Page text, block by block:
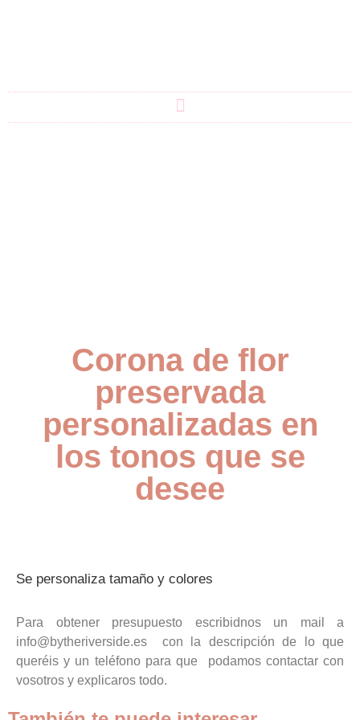
Corona de flor
preservada
personalizadas en
los tonos que se
desee
Se personaliza tamaño y colores
Para obtener presupuesto escribidnos un mail a
info@bytheriverside.es con la descripción de lo que
queréis y un teléfono para que podamos contactar con
vosotros y explicaros todo.